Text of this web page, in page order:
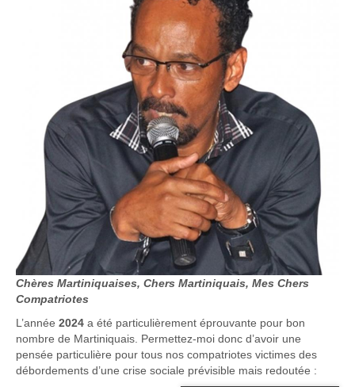
Chères Martiniquaises, Chers Martiniquais, Mes Chers
Compatriotes
L’année 2024 a été particulièrement éprouvante pour bon
nombre de Martiniquais. Permettez-moi donc d’avoir une
pensée particulière pour tous nos compatriotes victimes des
débordements d’une crise sociale prévisible mais redoutée :